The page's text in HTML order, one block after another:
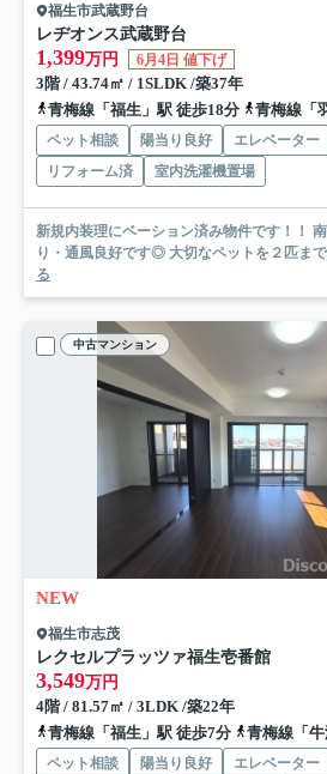
福生市武蔵野台
レヂオンス武蔵野台
1,399万円 6月4日 値下げ
3階 / 43.74㎡ / 1SLDK /築37年
青梅線「福生」駅 徒歩18分
青梅線「
ペット相談 陽当り良好 エレベーター
リフォーム済
室内洗濯機置場
新規内装理にベーション済み物件です！！
り・通風良好です◎ 大切なペットを２匹ま
る
中古マンション
NEW
福生市志茂
レクセルプラッツァ福生壱番館
3,549万円
4階 / 81.57㎡ / 3LDK /築22年
青梅線「福生」駅 徒歩7分
青梅線「
ペット相談 陽当り良好 エレベーター